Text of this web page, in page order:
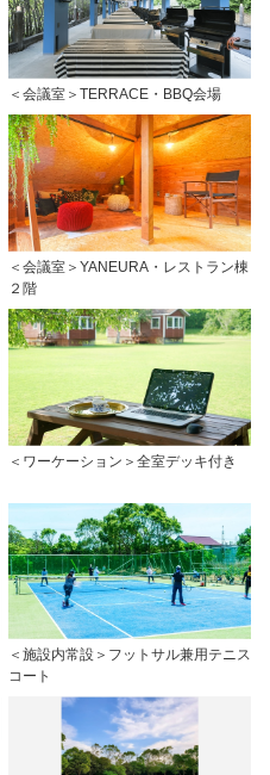
＜会議室＞TERRACE・BBQ会場
＜会議室＞YANEURA・レストラン棟
２階
＜ワーケーション＞全室デッキ付き
＜施設内常設＞フットサル兼用テニス
コート